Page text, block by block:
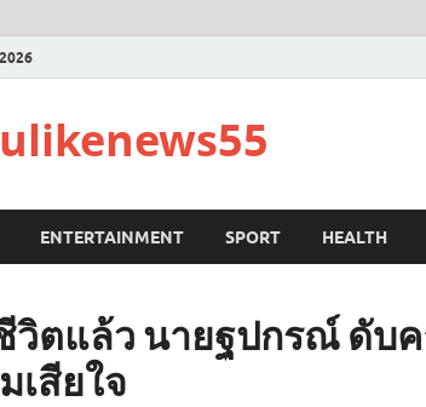
ENTERTAINMENT SPORT HEALTH
วิตแล้ว นายฐปกรณ์ ดับ
เสียใจ